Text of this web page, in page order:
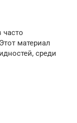
материал
среди